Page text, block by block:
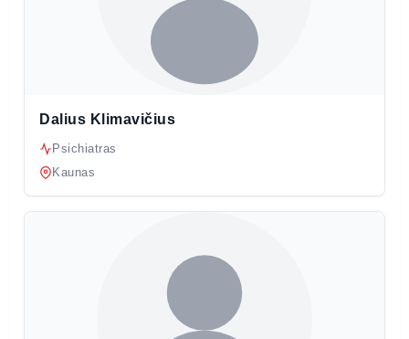
Dalius Klimavičius
Psichiatras
Kaunas